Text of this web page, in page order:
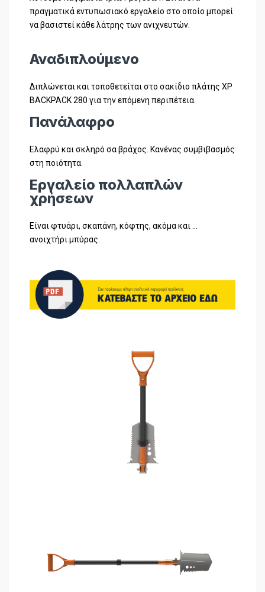
πραγματικά εντυπωσιακό εργαλείο στο οποίο μπορεί
να βασιστεί κάθε λάτρης των ανιχνευτών.
Αναδιπλούμενο
Διπλώνεται και τοποθετείται στο σακίδιο πλάτης XP
BACKPACK 280 για την επόμενη περιπέτεια.
Πανάλαφρο
Ελαφρύ και σκληρό σα βράχος. Κανένας συμβιβασμός
στη ποιότητα.
Εργαλείο πολλαπλών
χρήσεων
Είναι φτυάρι, σκαπάνη, κόφτης, ακόμα και …
ανοιχτήρι μπύρας.